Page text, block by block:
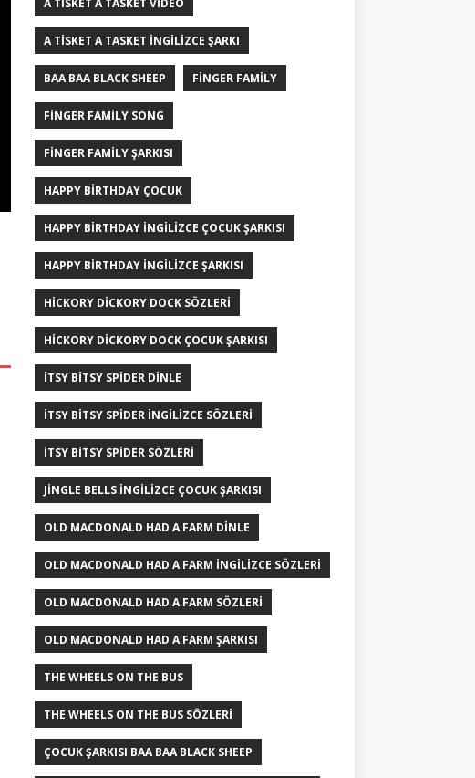
A TISKET A TASKET İNGILIZCE ŞARKI
BAA BAA BLACK SHEEP FINGER FAMILY
FINGER FAMILY SONG
FINGER FAMILY ŞARKISI
HAPPY BIRTHDAY ÇOCUK
HAPPY BIRTHDAY İNGILIZCE ÇOCUK ŞARKISI
HAPPY BIRTHDAY İNGILIZCE ŞARKISI
HICKORY DICKORY DOCK SÖZLERI
HICKORY DICKORY DOCK ÇOCUK ŞARKISI
ITSY BITSY SPIDER DINLE
ITSY BITSY SPIDER INGILIZCE SÖZLERI
ITSY BITSY SPIDER SÖZLERI
JINGLE BELLS İNGILIZCE ÇOCUK ŞARKISI
OLD MACDONALD HAD A FARM DINLE
OLD MACDONALD HAD A FARM INGILIZCE SÖZLERI
OLD MACDONALD HAD A FARM SÖZLERI
OLD MACDONALD HAD A FARM ŞARKISI
THE WHEELS ON THE BUS
THE WHEELS ON THE BUS SÖZLERI
ÇOCUK ŞARKISI BAA BAA BLACK SHEEP